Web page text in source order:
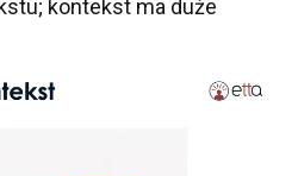
kontekst ma duże